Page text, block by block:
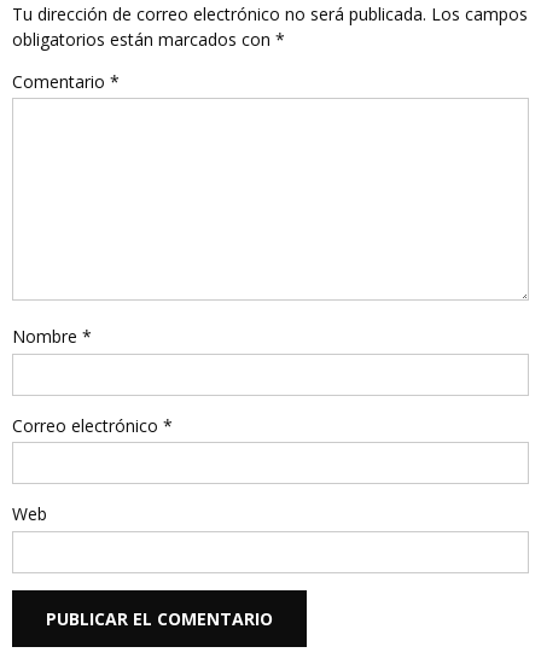
Tu dirección de correo electrónico no será publicada. Los campos
obligatorios están marcados con *
Comentario *
Nombre *
Correo electrónico *
Web